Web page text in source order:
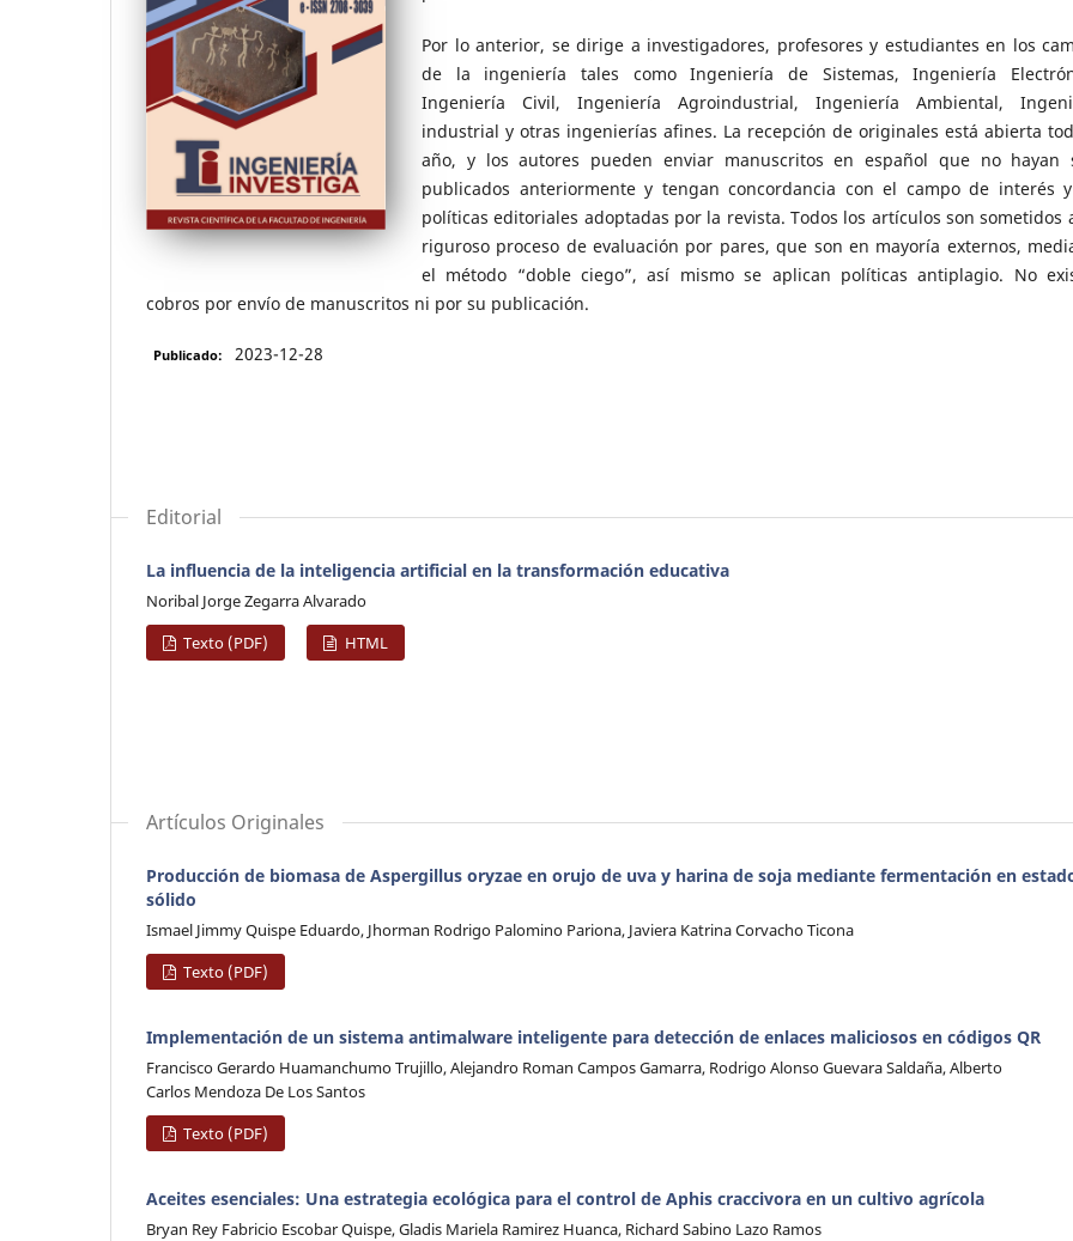
Por lo anterior, se dirige a investigadores, profesores y estudiantes en los
de la ingeniería tales como Ingeniería de Sistemas, Ingeniería
Ingeniería Civil, Ingeniería Agroindustrial, Ingeniería Ambiental,
industrial y otras ingenierías afines. La recepción de originales está abierta
año, y los autores pueden enviar manuscritos en español que no hayan
publicados anteriormente y tengan concordancia con el campo de interés
políticas editoriales adoptadas por la revista. Todos los artículos son sometidos
riguroso proceso de evaluación por pares, que son en mayoría externos,
el método “doble ciego”, así mismo se aplican políticas antiplagio. No
cobros por envío de manuscritos ni por su publicación.
Publicado: 2023-12-28
Editorial
La influencia de la inteligencia artificial en la transformación educativa
Noribal Jorge Zegarra Alvarado
Texto (PDF)
HTML
Artículos Originales
Producción de biomasa de Aspergillus oryzae en orujo de uva y harina de soja mediante fermentación en
sólido
Ismael Jimmy Quispe Eduardo, Jhorman Rodrigo Palomino Pariona, Javiera Katrina Corvacho Ticona
Texto (PDF)
Implementación de un sistema antimalware inteligente para detección de enlaces maliciosos en códigos QR
Francisco Gerardo Huamanchumo Trujillo, Alejandro Roman Campos Gamarra, Rodrigo Alonso Guevara Saldaña, Alberto
Carlos Mendoza De Los Santos
Texto (PDF)
Aceites esenciales: Una estrategia ecológica para el control de Aphis craccivora en un cultivo agrícola
Bryan Rey Fabricio Escobar Quispe, Gladis Mariela Ramirez Huanca, Richard Sabino Lazo Ramos